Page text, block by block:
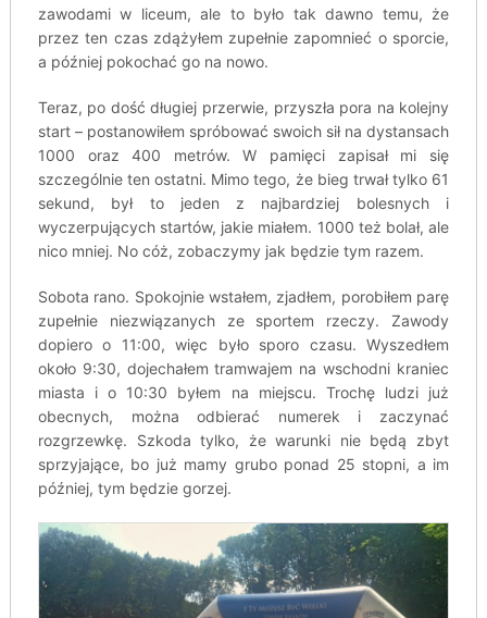
zawodami w liceum, ale to było tak dawno temu, że
przez ten czas zdążyłem zupełnie zapomnieć o sporcie,
a później pokochać go na nowo.
Teraz, po dość długiej przerwie, przyszła pora na kolejny
start – postanowiłem spróbować swoich sił na dystansach
1000 oraz 400 metrów. W pamięci zapisał mi się
szczególnie ten ostatni. Mimo tego, że bieg trwał tylko 61
sekund, był to jeden z najbardziej bolesnych i
wyczerpujących startów, jakie miałem. 1000 też bolał, ale
nico mniej. No cóż, zobaczymy jak będzie tym razem.
Sobota rano. Spokojnie wstałem, zjadłem, porobiłem parę
zupełnie niezwiązanych ze sportem rzeczy. Zawody
dopiero o 11:00, więc było sporo czasu. Wyszedłem
około 9:30, dojechałem tramwajem na wschodni kraniec
miasta i o 10:30 byłem na miejscu. Trochę ludzi już
obecnych, można odbierać numerek i zaczynać
rozgrzewkę. Szkoda tylko, że warunki nie będą zbyt
sprzyjające, bo już mamy grubo ponad 25 stopni, a im
później, tym będzie gorzej.